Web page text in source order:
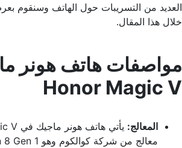
العديد من التسريبات حول الهاتف وسنقوم
خلال هذا المقال.
مواصفات هاتف هونر
Honor Magic V
المعالج: